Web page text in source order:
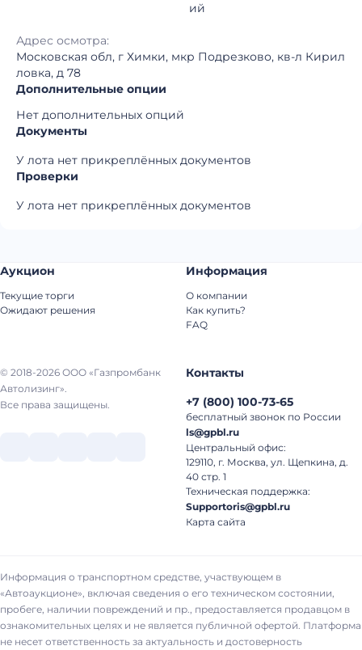
ий
Адрес осмотра:
Московская обл, г Химки, мкр Подрезково, кв-л Кирил
ловка, д 78
Дополнительные опции
Нет дополнительных опций
Документы
У лота нет прикреплённых документов
Проверки
У лота нет прикреплённых документов
© 2018-2026 ООО «Газпромбанк
Автолизинг».
Все права защищены.
Аукцион
Текущие торги
Ожидают решения
Информация
О компании
Как купить?
FAQ
Контакты
+7 (800) 100-73-65
бесплатный звонок по России
ls@gpbl.ru
Центральный офис:
129110, г. Москва, ул. Щепкина, д.
40 стр. 1
Техническая поддержка:
Supportoris@gpbl.ru
Карта сайта
Информация о транспортном средстве, участвующем в
«Автоаукционе», включая сведения о его техническом состоянии,
пробеге, наличии повреждений и пр., предоставляется продавцом в
ознакомительных целях и не является публичной офертой. Платформа
не несет ответственность за актуальность и достоверность